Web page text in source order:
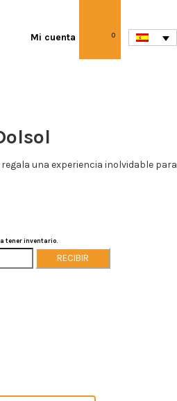
Mi cuenta 0
una experiencia inolvidable para
tener inventario.
RECIBIR